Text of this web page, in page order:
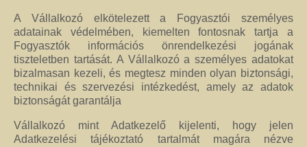
A Vállalkozó elkötelezett a Fogyasztói személyes
adatainak védelmében, kiemelten fontosnak tartja a
Fogyasztók információs önrendelkezési jogának
tiszteletben tartását. A Vállalkozó a személyes adatokat
bizalmasan kezeli, és megtesz minden olyan biztonsági,
technikai és szervezési intézkedést, amely az adatok
biztonságát garantálja
Vállalkozó mint Adatkezelő kijelenti, hogy jelen
Adatkezelési tájékoztató tartalmát magára nézve